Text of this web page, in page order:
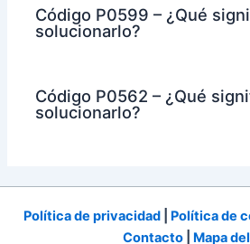
Código P0599 – ¿Qué
solucionarlo?
Código P0562 – ¿Qué
solucionarlo?
Política de privacidad Política de
Contacto| Mapa